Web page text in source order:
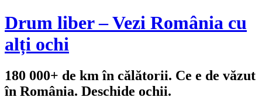
Drum liber – Vezi România cu
alți ochi
180 000+ de km în călătorii. Ce e de văzut
în România. Deschide ochii.